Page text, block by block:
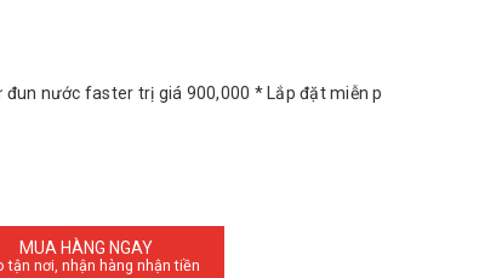
nước faster trị giá 900,000 * Lắp đặt miễn p
MUA HÀNG NGAY
tận nơi, nhận hàng nhận tiền